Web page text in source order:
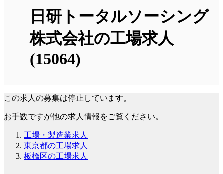
日研トータルソーシング
株式会社の工場求人
(15064)
この求人の募集は停止しています。
お手数ですが他の求人情報をご覧ください。
工場・製造業求人
東京都の工場求人
板橋区の工場求人